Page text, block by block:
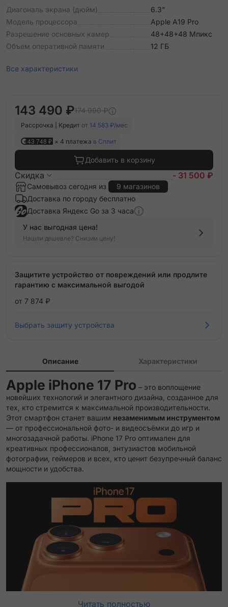
Диагональ экрана (дюйм)
6.3"
Модель процессора
Apple A19 Pro
Разрешение основных камер
48+48+48 Мпикс
Объем оперативной памяти
12 ГБ
Все характеристики
143 490 ₽174 990 ₽
Рассрочка | Кредит от 14 583 ₽/мес
43 748 ₽ × 4 платежа в Сплит
Добавить в корзину
Скидка - 31 500 ₽
Самовывоз сегодня из
9 магазинов
Доставка по городу бесплатно
Доставка Яндекс Go за 3 часа
У нас выгодная цена!
Нашли дешевле? Снизим цену!
Защитите устройство от повреждений или продлите
гарантию с максимальной выгодой
от 7 874 ₽
Выбрать защиту устройства
Описание Характеристики
Apple iPhone 17 Pro – это воплощение
новейших технологий и элегантного дизайна, созданное для
тех, кто стремится к максимальной производительности.
Этот смартфон станет вашим незаменимым инструментом
— от профессиональной фото- и видеосъёмки до игр и
многозадачной работы. iPhone 17 Pro оптимален для
креативных профессионалов, энтузиастов мобильной
фотографии, геймеров и всех, кто ценит безупречный баланс
мощности и удобства.
Читать полностью